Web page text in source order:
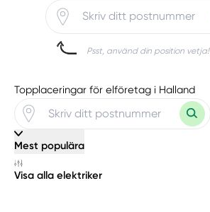
Psst, använd din position vetja!
Topplaceringar för elföretag i Halland
Mest populära
Visa alla elektriker